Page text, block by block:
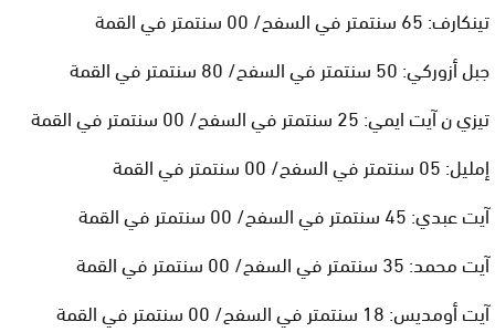
تينكارف: 65 سنتمتر في السفح/ 00 سنتمتر في القمة
جبل أزوركي: 50 سنتمتر في السفح/ 80 سنتمتر في القمة
تيزي ن آيت ايمي: 25 سنتمتر في السفح/ 00 سنتمتر في القمة
إمليل: 05 سنتمتر في السفح/ 00 سنتمتر في القمة
آيت عبدي: 45 سنتمتر في السفح/ 00 سنتمتر في القمة
آيت محمد: 35 سنتمتر في السفح/ 00 سنتمتر في القمة
آيت أومديس: 18 سنتمتر في السفح/ 00 سنتمتر في القمة